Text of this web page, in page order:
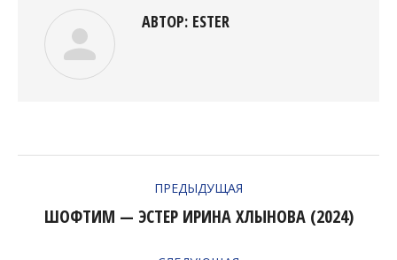
АВТОР: ESTER
ПО
ПРЕДЫДУЩАЯ
Предыдущая
ШОФТИМ — ЭСТЕР ИРИНА ХЛЫНОВА (2024)